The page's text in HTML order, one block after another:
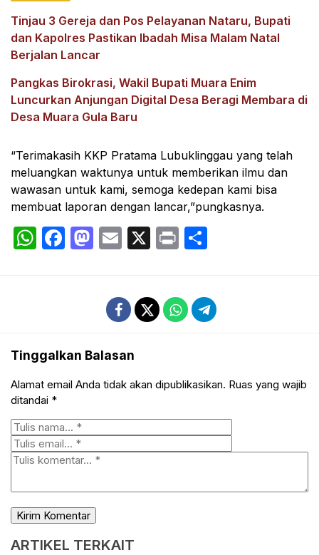
Tinjau 3 Gereja dan Pos Pelayanan Nataru, Bupati
dan Kapolres Pastikan Ibadah Misa Malam Natal
Berjalan Lancar
Pangkas Birokrasi, Wakil Bupati Muara Enim
Luncurkan Anjungan Digital Desa Beragi Membara di
Desa Muara Gula Baru
“Terimakasih KKP Pratama Lubuklinggau yang telah
meluangkan waktunya untuk memberikan ilmu dan
wawasan untuk kami, semoga kedepan kami bisa
membuat laporan dengan lancar,”pungkasnya.
WhatsApp
Facebook
Mastodon
Email
X Print
Tinggalkan Balasan
Alamat email Anda tidak akan dipublikasikan. Ruas yang wajib
ditandai *
ARTIKEL TERKAIT